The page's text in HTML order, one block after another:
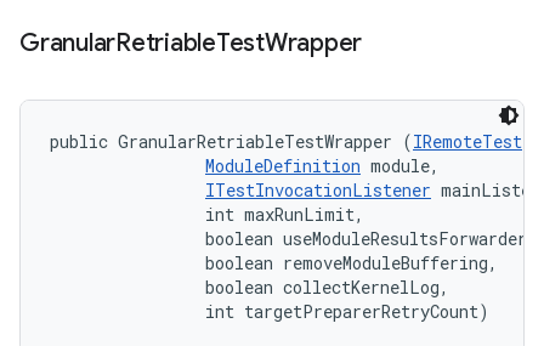
GranularRetriableTestWrapper
public GranularRetriableTestWrapper (IRemoteTest
ModuleDefinition module,
ITestInvocationListener
                int maxRunLimit,
boolean
                boolean removeModuleBuffering,
                boolean collectKernelLog,
                int targetPreparerRetryCount)